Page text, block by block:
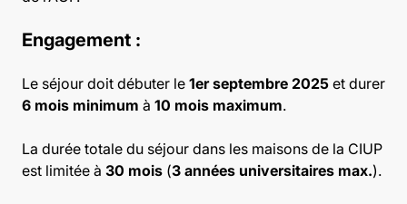
Engagement :
Le séjour doit débuter le 1er septembre 2025 et durer
6 mois minimum à 10 mois maximum.
La durée totale du séjour dans les maisons de la CIUP
est limitée à 30 mois (3 années universitaires max.).